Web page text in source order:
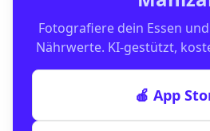
Fotografiere dein Essen
Nährwerte. KI-gestützt,
🍎 App